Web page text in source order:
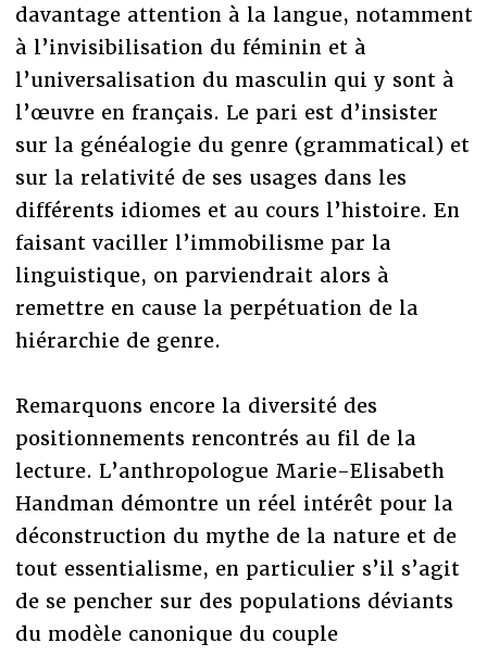
davantage attention à la langue, notamment
à l’invisibilisation du féminin et à
l’universalisation du masculin qui y sont à
l’œuvre en français. Le pari est d’insister
sur la généalogie du genre (grammatical) et
sur la relativité de ses usages dans les
différents idiomes et au cours l’histoire. En
faisant vaciller l’immobilisme par la
linguistique, on parviendrait alors à
remettre en cause la perpétuation de la
hiérarchie de genre.
Remarquons encore la diversité des
positionnements rencontrés au fil de la
lecture. L’anthropologue Marie-Elisabeth
Handman démontre un réel intérêt pour la
déconstruction du mythe de la nature et de
tout essentialisme, en particulier s’il s’agit
de se pencher sur des populations déviants
du modèle canonique du couple